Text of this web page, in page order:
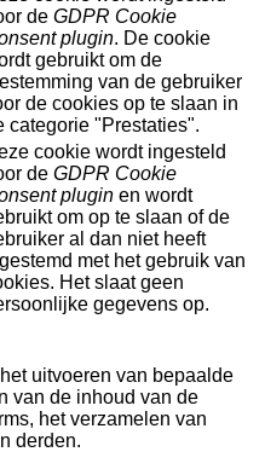
de GDPR Cookie
plugin. De cookie
gebruikt om de
van de gebruiker
de cookies op te slaan in
categorie "Prestaties".
cookie wordt ingesteld
de GDPR Cookie
plugin en wordt
om op te slaan of de
al dan niet heeft
met het gebruik van
Het slaat geen
gegevens op.
uitvoeren van bepaalde
van de inhoud van de
het verzamelen van
derden.